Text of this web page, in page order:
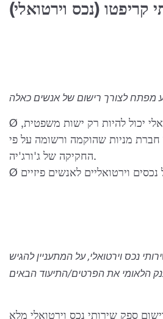
Ø ספק שירותי נכס וירטואלי יכול להיות רק ישות משפטית,
חברת מניות שהוקמה ורשומה על פי
החקיקה של ג'ורג'יה.
נכס וירטואלי, על המתעניין להגיש